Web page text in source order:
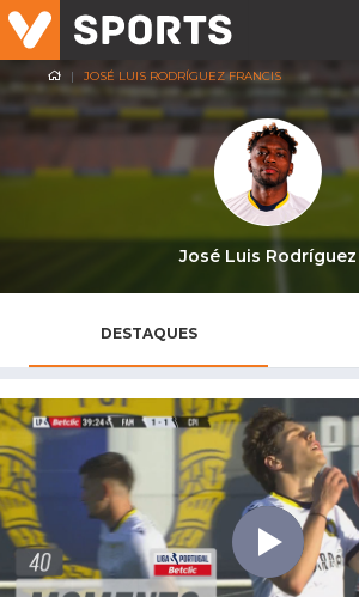
JOSÉ LUIS RODRÍGUEZ FRANCIS
José Luis Rodríguez
DESTAQUES